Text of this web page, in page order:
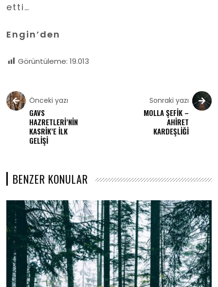
etti…
Engin’den
Görüntüleme: 19.013
Önceki yazı
GAVS
HAZRETLERİ’NİN
KASRİK’E İLK
GELİŞİ
Sonraki yazı
MOLLA ŞEFİK –
AHİRET
KARDEŞLİĞİ
BENZER KONULAR